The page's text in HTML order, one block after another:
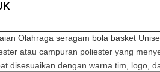
Olahraga seragam bola basket
atau campuran poliester yang
disesuaikan dengan warna tim, logo,